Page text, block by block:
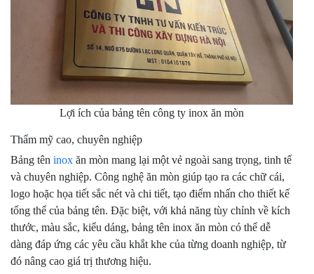
Lợi ích của bảng tên công ty inox ăn mòn
Thẩm mỹ cao, chuyên nghiệp
Bảng tên inox ăn mòn mang lại một vẻ ngoài sang trọng, tinh tế
và chuyên nghiệp. Công nghệ ăn mòn giúp tạo ra các chữ cái,
logo hoặc họa tiết sắc nét và chi tiết, tạo điểm nhấn cho thiết kế
tổng thể của bảng tên. Đặc biệt, với khả năng tùy chỉnh về kích
thước, màu sắc, kiểu dáng, bảng tên inox ăn mòn có thể dễ
dàng đáp ứng các yêu cầu khắt khe của từng doanh nghiệp, từ
đó nâng cao giá trị thương hiệu.